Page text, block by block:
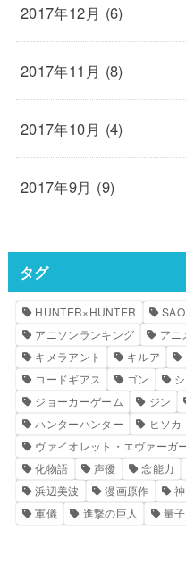
2017年12月 (6)
2017年11月 (8)
2017年10月 (4)
2017年9月 (9)
タグ
HUNTER×HUNTER SAO
アニソンランキング
アニ
キメラアント
キルア
コードギアス
ゴン
ジョーカーゲーム
ジン
ハンターハンター
ヒソカ
ヴァイオレット・エヴァーガ
化物語
声優 念能力
浜辺美波
漫画原作
軍儀
進撃の巨人 量